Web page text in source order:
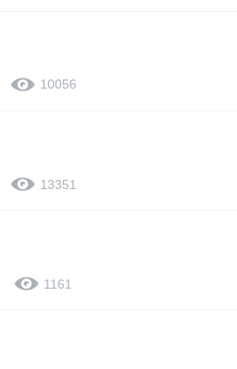
10056
13351
1161